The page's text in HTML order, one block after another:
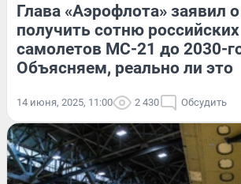
Глава «Аэрофлота» заявил
получить сотню российских
самолетов МС-21 до 2030-
Объясняем, реально ли это
14 июня, 2025, 11:00 2 430 Обсудить